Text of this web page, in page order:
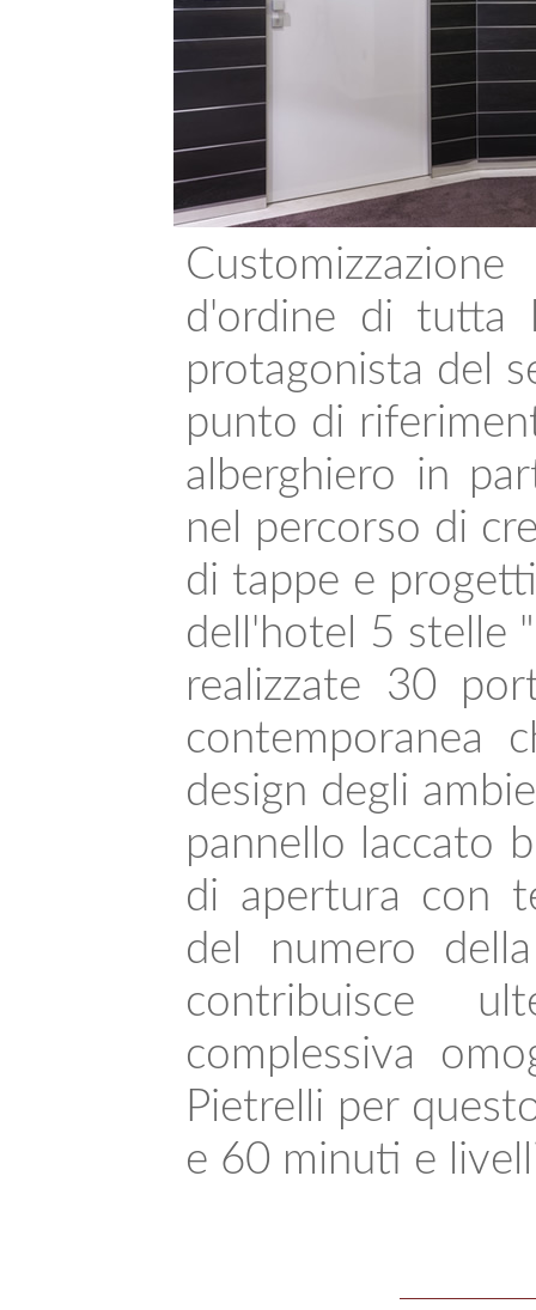
d'ordine di tutta
protagonista del
punto di
alberghiero in
nel percorso di
di tappe e
dell'hotel 5 stelle
realizzate 30
contemporanea
design degli
pannello laccato
di apertura con
del numero
contribuisce
complessiva
Pietrelli per
e 60 minuti e